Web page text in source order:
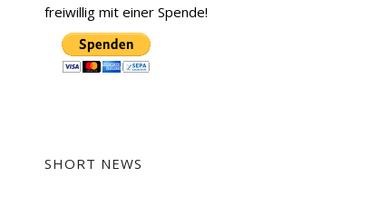
freiwillig mit einer Spende!
SHORT NEWS